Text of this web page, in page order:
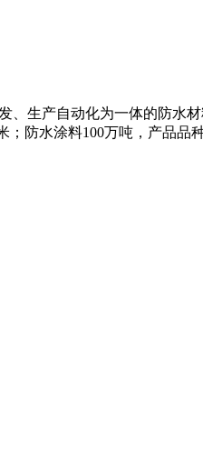
、生产自动化为一体的防水
防水涂料100万吨，产品品种